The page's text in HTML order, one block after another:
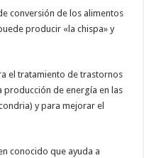
conversión de los alimentos
producir «la chispa» y
el tratamiento de trastornos
de energía en las
y para mejorar el
conocido que ayuda a